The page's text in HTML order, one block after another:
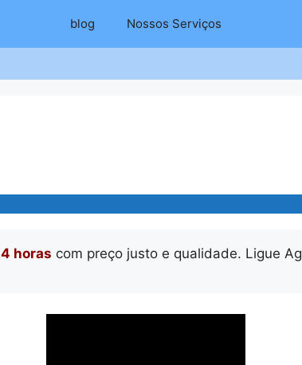
blog Nossos Serviços
horas com preço justo e qualidade. Ligue